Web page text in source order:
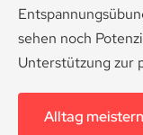
sehen noch
Unterstützung zur
Alltag